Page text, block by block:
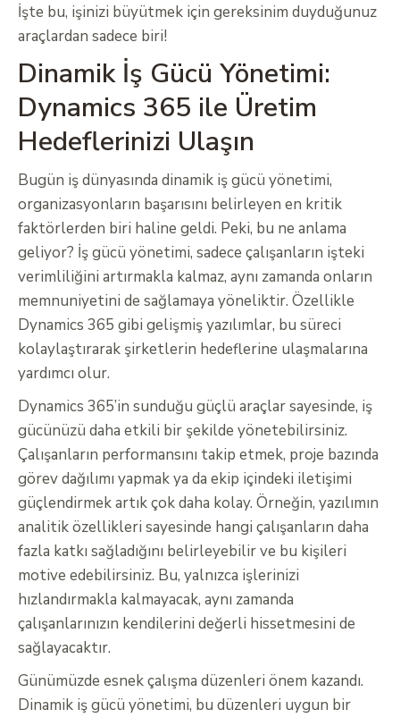
İşte bu, işinizi büyütmek için gereksinim duyduğunuz
araçlardan sadece biri!
Dinamik İş Gücü Yönetimi:
Dynamics 365 ile Üretim
Hedeflerinizi Ulaşın
Bugün iş dünyasında dinamik iş gücü yönetimi,
organizasyonların başarısını belirleyen en kritik
faktörlerden biri haline geldi. Peki, bu ne anlama
geliyor? İş gücü yönetimi, sadece çalışanların işteki
verimliliğini artırmakla kalmaz, aynı zamanda onların
memnuniyetini de sağlamaya yöneliktir. Özellikle
Dynamics 365 gibi gelişmiş yazılımlar, bu süreci
kolaylaştırarak şirketlerin hedeflerine ulaşmalarına
yardımcı olur.
Dynamics 365’in sunduğu güçlü araçlar sayesinde, iş
gücünüzü daha etkili bir şekilde yönetebilirsiniz.
Çalışanların performansını takip etmek, proje bazında
görev dağılımı yapmak ya da ekip içindeki iletişimi
güçlendirmek artık çok daha kolay. Örneğin, yazılımın
analitik özellikleri sayesinde hangi çalışanların daha
fazla katkı sağladığını belirleyebilir ve bu kişileri
motive edebilirsiniz. Bu, yalnızca işlerinizi
hızlandırmakla kalmayacak, aynı zamanda
çalışanlarınızın kendilerini değerli hissetmesini de
sağlayacaktır.
Günümüzde esnek çalışma düzenleri önem kazandı.
Dinamik iş gücü yönetimi, bu düzenleri uygun bir